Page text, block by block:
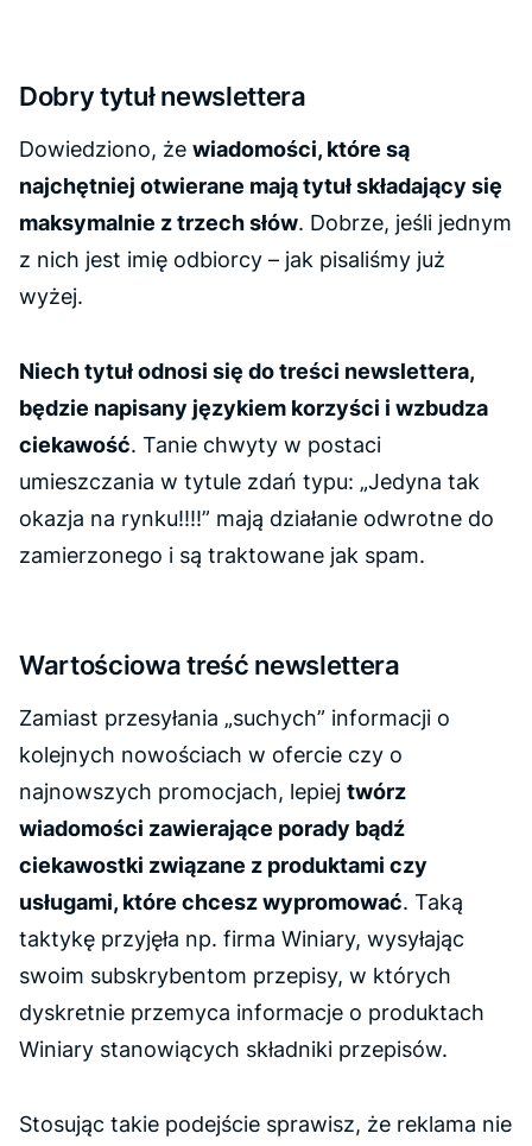
Dobry tytuł newslettera
Dowiedziono, że wiadomości, które są
najchętniej otwierane mają tytuł składający się
maksymalnie z trzech słów. Dobrze, jeśli jednym
z nich jest imię odbiorcy – jak pisaliśmy już
wyżej.
Niech tytuł odnosi się do treści newslettera,
będzie napisany językiem korzyści i wzbudza
ciekawość. Tanie chwyty w postaci
umieszczania w tytule zdań typu: „Jedyna tak
okazja na rynku!!!!” mają działanie odwrotne do
zamierzonego i są traktowane jak spam.
Wartościowa treść newslettera
Zamiast przesyłania „suchych” informacji o
kolejnych nowościach w ofercie czy o
najnowszych promocjach, lepiej twórz
wiadomości zawierające porady bądź
ciekawostki związane z produktami czy
usługami, które chcesz wypromować. Taką
taktykę przyjęła np. firma Winiary, wysyłając
swoim subskrybentom przepisy, w których
dyskretnie przemyca informacje o produktach
Winiary stanowiących składniki przepisów.
Stosując takie podejście sprawisz, że reklama nie